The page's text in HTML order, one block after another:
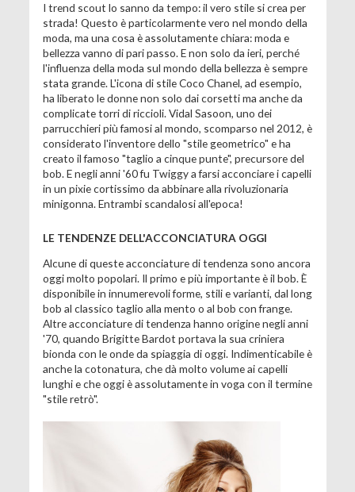
I trend scout lo sanno da tempo: il vero stile si crea per
strada! Questo è particolarmente vero nel mondo della
moda, ma una cosa è assolutamente chiara: moda e
bellezza vanno di pari passo. E non solo da ieri, perché
l'influenza della moda sul mondo della bellezza è sempre
stata grande. L'icona di stile Coco Chanel, ad esempio,
ha liberato le donne non solo dai corsetti ma anche da
complicate torri di riccioli. Vidal Sasoon, uno dei
parrucchieri più famosi al mondo, scomparso nel 2012, è
considerato l'inventore dello "stile geometrico" e ha
creato il famoso "taglio a cinque punte", precursore del
bob. E negli anni '60 fu Twiggy a farsi acconciare i capelli
in un pixie cortissimo da abbinare alla rivoluzionaria
minigonna. Entrambi scandalosi all'epoca!
LE TENDENZE DELL'ACCONCIATURA OGGI
Alcune di queste acconciature di tendenza sono ancora
oggi molto popolari. Il primo e più importante è il bob. È
disponibile in innumerevoli forme, stili e varianti, dal long
bob al classico taglio alla mento o al bob con frange.
Altre acconciature di tendenza hanno origine negli anni
'70, quando Brigitte Bardot portava la sua criniera
bionda con le onde da spiaggia di oggi. Indimenticabile è
anche la cotonatura, che dà molto volume ai capelli
lunghi e che oggi è assolutamente in voga con il termine
"stile retrò".